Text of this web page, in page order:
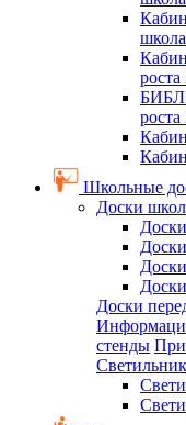
Школьные
Доски
Доски
стенды